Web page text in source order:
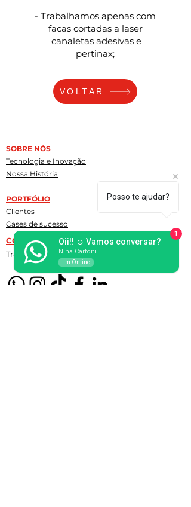
- Trabalhamos apenas com
facas cortadas a laser
canaletas adesivas e
pertinax;
VOLTAR
SOBRE NÓS
Tecnologia e Inovação
Nossa História
PORTFÓLIO
Clientes
Cases de sucesso
CONTATO
Trabalhe conosco
Posso te ajudar?
Oii!! ☺️ Vamos conversar?
Nina Cartoni
I'm Online
1